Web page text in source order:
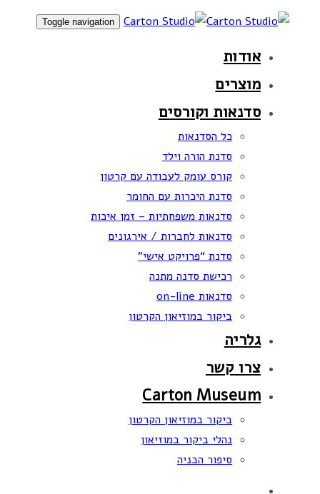
navigation
Toggle navigation
אודות
מוצרים
סדנאות וקורסים
כל הסדנאות
סדנת הורה וילד
קורס עומק לעבודה עם קרטון
סדנת היכרות עם החומר
סדנאות משפחתיות – זמן איכות
סדנאות לחברות / אירגונים
סדנת “פרויקט אישי”
רכישת סדנה מתנה
סדנאות on-line
ביקור במוזיאון הקרטון
גלריה
צרו קשר
Carton Museum
ביקור במוזיאון הקרטון
נהלי ביקור במוזיאון
סיפור הבניה